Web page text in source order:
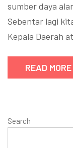
sumber daya
Sebentar lagi
Kepala Daerah
READ MORE
Search